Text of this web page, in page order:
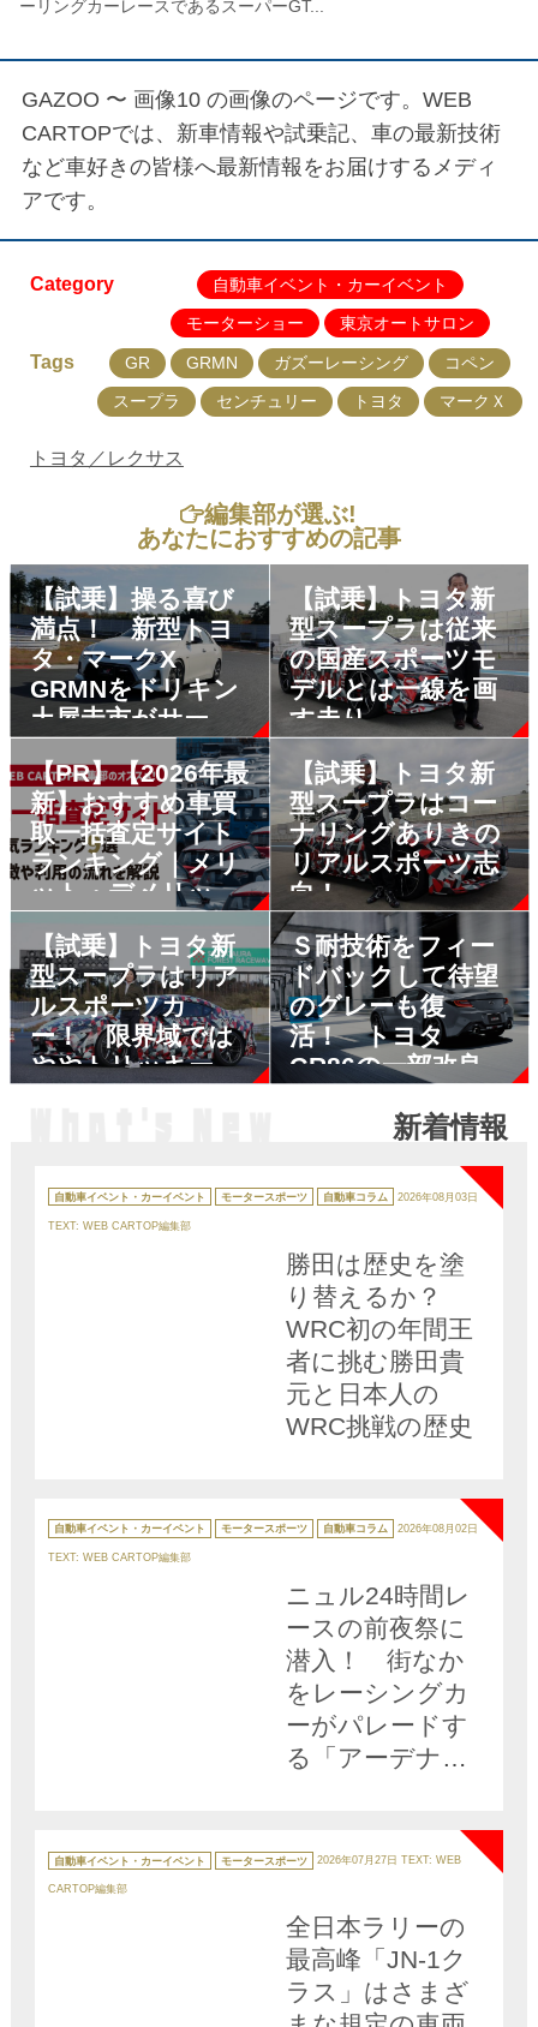
ーリングカーレースであるスーパーGT...
GAZOO 〜 画像10 の画像のページです。WEB
CARTOPでは、新車情報や試乗記、車の最新技術
など車好きの皆様へ最新情報をお届けするメディ
アです。
Category
自動車イベント・カーイベント
モーターショー
東京オートサロン
Tags GR GRMN ガズーレーシング
コペン
スープラ
センチュリー トヨタ マークＸ
トヨタ／レクサス
編集部が選ぶ!
あなたにおすすめの記事
【試乗】操る喜び
満点！ 新型トヨ
タ・マークX
GRMNをドリキン
土屋圭市がサーキ
【試乗】トヨタ新
型スープラは従来
の国産スポーツモ
デルとは一線を画
す走り
【PR】【2026年最
新】おすすめ車買
取一括査定サイト
ランキング｜メリ
ット・デメリット
【試乗】トヨタ新
型スープラはコー
ナリングありきの
リアルスポーツ志
向！
【試乗】トヨタ新
型スープラはリア
ルスポーツカ
ー！ 限界域では
ややトリッキーな
Ｓ耐技術をフィー
ドバックして待望
のグレーも復
活！ トヨタ
GR86の一部改良が
新着情報
テ
ゴ
ー
自動車イベント・カーイベント モータースポーツ 自動車コラム 2026年08月03日
TEXT: WEB CARTOP編集部
NEW
勝田は歴史を塗
り替えるか？
WRC初の年間王
者に挑む勝田貴
元と日本人の
WRC挑戦の歴史
テ
ゴ
ー
自動車イベント・カーイベント モータースポーツ 自動車コラム 2026年08月02日
TEXT: WEB CARTOP編集部
ニュル24時間レ
ースの前夜祭に
潜入！ 街なか
をレーシングカ
ーがパレードす
る「アーデナウ
上がりっぷりに
乙通信】
テ
ゴ
ー
自動車イベント・カーイベント モータースポーツ 2026年07月27日 TEXT: WEB
CARTOP編集部
全日本ラリーの
最高峰「JN-1ク
ラス」はさまざ